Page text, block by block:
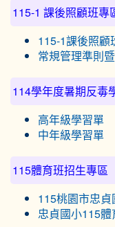
115-1 課後照顧班專
115-1課後照顧
常規管理準則
114學年度暑期反毒
高年級學習單
中年級學習單
115體育班招生專區
115桃園市忠貞
忠貞國小115